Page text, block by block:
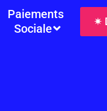
Paiements
Sociale
✷